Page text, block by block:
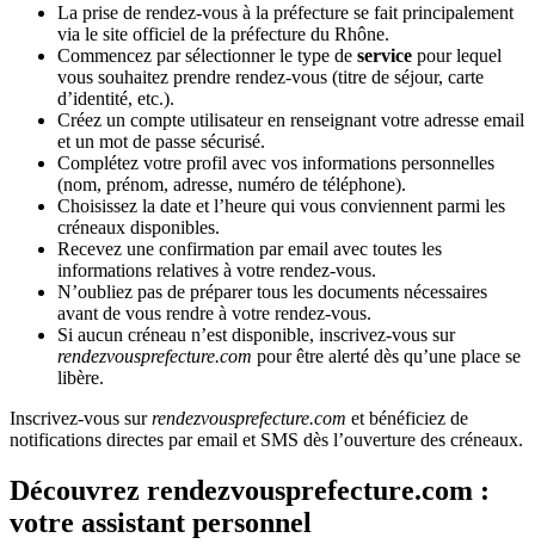
La prise de rendez-vous à la préfecture se fait principalement
via le site officiel de la préfecture du Rhône.
Commencez par sélectionner le type de service pour lequel
vous souhaitez prendre rendez-vous (titre de séjour, carte
d’identité, etc.).
Créez un compte utilisateur en renseignant votre adresse email
et un mot de passe sécurisé.
Complétez votre profil avec vos informations personnelles
(nom, prénom, adresse, numéro de téléphone).
Choisissez la date et l’heure qui vous conviennent parmi les
créneaux disponibles.
Recevez une confirmation par email avec toutes les
informations relatives à votre rendez-vous.
N’oubliez pas de préparer tous les documents nécessaires
avant de vous rendre à votre rendez-vous.
Si aucun créneau n’est disponible, inscrivez-vous sur
rendezvousprefecture.com pour être alerté dès qu’une place se
libère.
Inscrivez-vous surrendezvousprefecture.com et bénéficiez de
notifications directes par email et SMS dès l’ouverture des créneaux.
Découvrez rendezvousprefecture.com :
votre assistant personnel